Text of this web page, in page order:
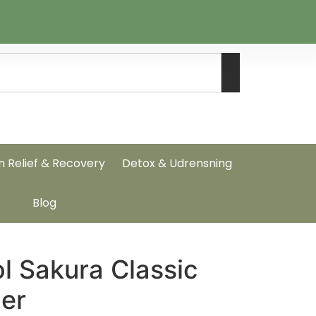
Relief & Recovery Detox & Udrensning
Blog
Sakura Classic